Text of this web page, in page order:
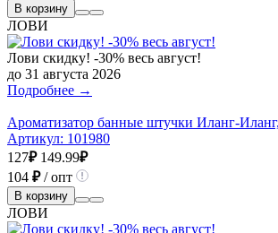
В корзину
ЛОВИ
Лови скидку! -30% весь август!
до 31 августа 2026
Подробнее →
Ароматизатор банные штучки Иланг-
Артикул: 101980
127₽ 149.99₽
104 ₽/ опт
В корзину
ЛОВИ